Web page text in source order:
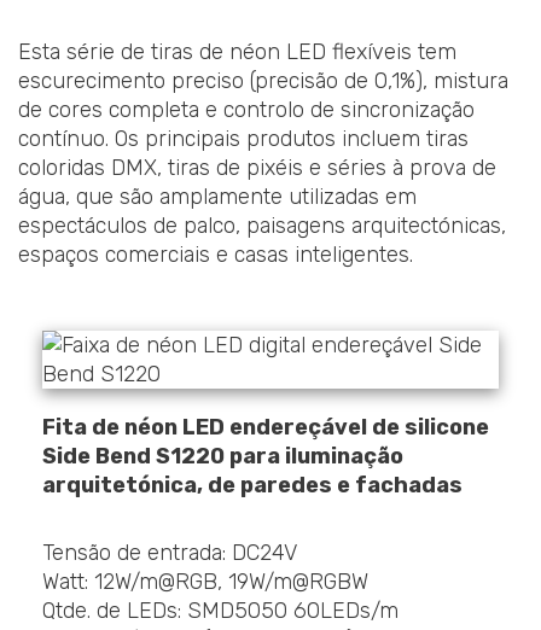
Esta série de tiras de néon LED flexíveis tem
escurecimento preciso (precisão de 0,1%), mistura
de cores completa e controlo de sincronização
contínuo. Os principais produtos incluem tiras
coloridas DMX, tiras de pixéis e séries à prova de
água, que são amplamente utilizadas em
espectáculos de palco, paisagens arquitectónicas,
espaços comerciais e casas inteligentes.
Fita de néon LED endereçável de silicone
Side Bend S1220 para iluminação
arquitetónica, de paredes e fachadas
Tensão de entrada: DC24V
Watt: 12W/m@RGB, 19W/m@RGBW
Qtde. de LEDs: SMD5050 60LEDs/m